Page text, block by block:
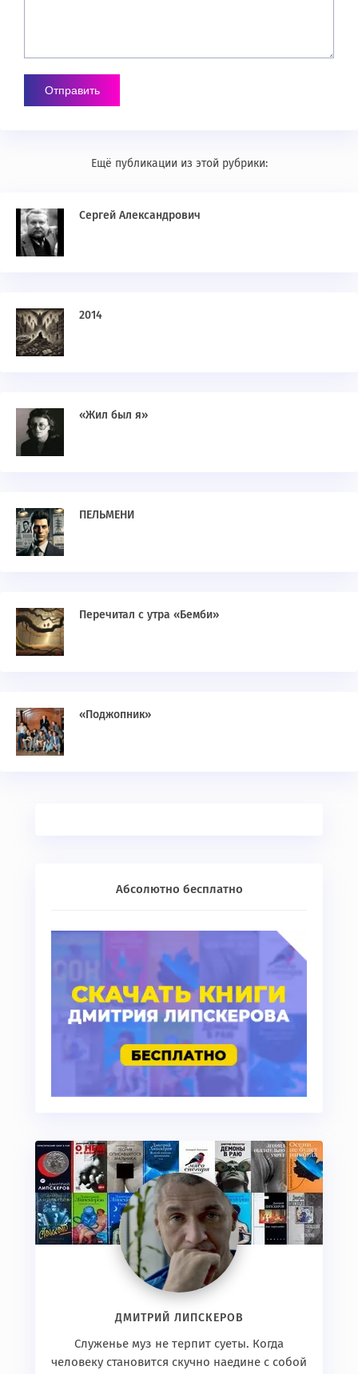
Ещё публикации из этой рубрики:
Сергей Александрович
2014
«Жил был я»
ПЕЛЬМЕНИ
Перечитал с утра «Бемби»
«Поджопник»
Абсолютно бесплатно
ДМИТРИЙ ЛИПСКЕРОВ
Служенье муз не терпит суеты. Когда
человеку становится скучно наедине с собой